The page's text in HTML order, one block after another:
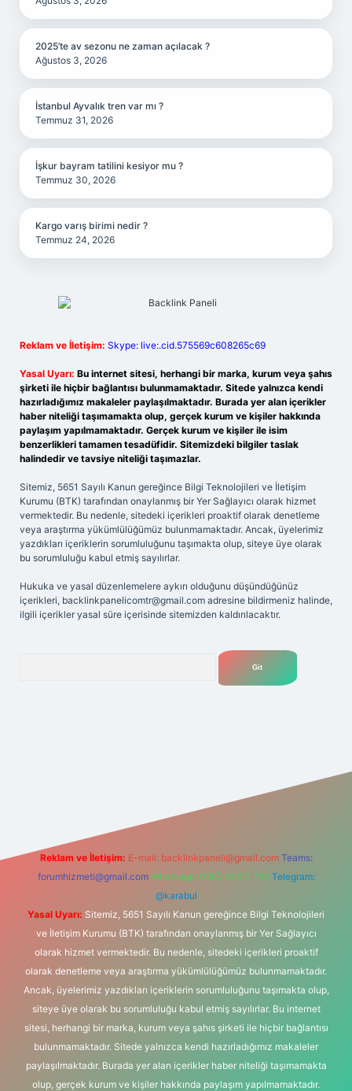
2025’te av sezonu ne zaman açılacak ?
Ağustos 3, 2026
İstanbul Ayvalık tren var mı ?
Temmuz 31, 2026
İşkur bayram tatilini kesiyor mu ?
Temmuz 30, 2026
Kargo varış birimi nedir ?
Temmuz 24, 2026
Reklam ve İletişim: Skype: live:.cid.575569c608265c69
Yasal Uyarı: Bu internet sitesi, herhangi bir marka, kurum veya şahıs
şirketi ile hiçbir bağlantısı bulunmamaktadır. Sitede yalnızca kendi
hazırladığımız makaleler paylaşılmaktadır. Burada yer alan içerikler
haber niteliği taşımamakta olup, gerçek kurum ve kişiler hakkında
paylaşım yapılmamaktadır. Gerçek kurum ve kişiler ile isim
benzerlikleri tamamen tesadüfidir. Sitemizdeki bilgiler taslak
halindedir ve tavsiye niteliği taşımazlar.
Sitemiz, 5651 Sayılı Kanun gereğince Bilgi Teknolojileri ve İletişim
Kurumu (BTK) tarafından onaylanmış bir Yer Sağlayıcı olarak hizmet
vermektedir. Bu nedenle, sitedeki içerikleri proaktif olarak denetleme
veya araştırma yükümlülüğümüz bulunmamaktadır. Ancak, üyelerimiz
yazdıkları içeriklerin sorumluluğunu taşımakta olup, siteye üye olarak
bu sorumluluğu kabul etmiş sayılırlar.
Hukuka ve yasal düzenlemelere aykırı olduğunu düşündüğünüz
içerikleri, backlinkpanelicomtr@gmail.com adresine bildirmeniz halinde,
ilgili içerikler yasal süre içerisinde sitemizden kaldırılacaktır.
Reklam ve İletişim: E-mail: backlinkpaneli@gmail.com Teams:
forumhizmeti@gmail.com Whatsapp: 0262 606 0 726 Telegram:
@karabul
Yasal Uyarı: Sitemiz, 5651 Sayılı Kanun gereğince Bilgi Teknolojileri
ve İletişim Kurumu (BTK) tarafından onaylanmış bir Yer Sağlayıcı
olarak hizmet vermektedir. Bu nedenle, sitedeki içerikleri proaktif
olarak denetleme veya araştırma yükümlülüğümüz bulunmamaktadır.
Ancak, üyelerimiz yazdıkları içeriklerin sorumluluğunu taşımakta olup,
siteye üye olarak bu sorumluluğu kabul etmiş sayılırlar. Bu internet
sitesi, herhangi bir marka, kurum veya şahıs şirketi ile hiçbir bağlantısı
bulunmamaktadır. Sitede yalnızca kendi hazırladığımız makaleler
paylaşılmaktadır. Burada yer alan içerikler haber niteliği taşımamakta
olup, gerçek kurum ve kişiler hakkında paylaşım yapılmamaktadır.